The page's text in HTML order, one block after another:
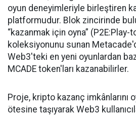
oyun deneyimleriyle birleştiren
platformudur. Blok zincirinde
“kazanmak için oyna” (P2E:Play-
koleksiyonunu sunan
Web3'teki en yeni oyunlardan
MCADE token'ları kazanabilirler.
Proje, kripto kazanç imkânlarını
ötesine taşıyarak Web3